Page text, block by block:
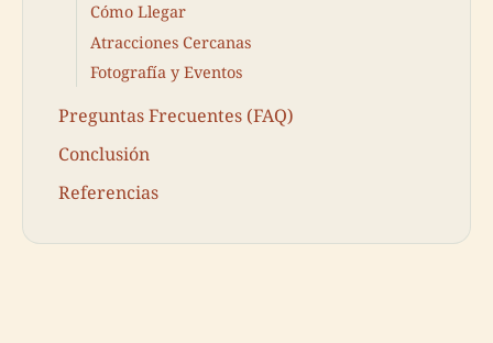
Cómo Llegar
Atracciones Cercanas
Fotografía y Eventos
Preguntas Frecuentes (FAQ)
Conclusión
Referencias